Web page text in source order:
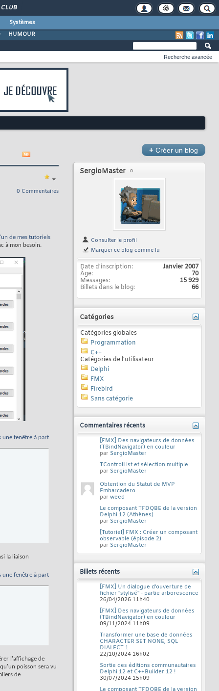
CLUB
Systèmes
HUMOUR
Recherche avancée
0 Commentaires
de mes tutoriels
à mon besoin.
une fenêtre à part
la liaison
une fenêtre à part
l'affichage de
poisson sera vu
de
+ Créer un blog
SergioMaster
Consulter le profil
Marquer ce blog comme lu
Date d'inscription
Janvier 2007
Âge
70
Messages
15 929
Billets dans le blog
66
Catégories
Catégories globales
Programmation
C++
Catégories de l'utilisateur
Delphi
FMX
Firebird
Sans catégorie
Commentaires récents
[FMX] Des navigateurs de données
(TBindNavigator) en couleur
par SergioMaster
TControlList et sélection multiple
par SergioMaster
Obtention du Statut de MVP
Embarcadero
par weed
Le composant TFDQBE de la version
Delphi 12 (Athènes)
par SergioMaster
[Tutoriel] FMX : Créer un composant
observable (épisode 2)
par SergioMaster
Billets récents
[FMX] Un dialogue d'ouverture de
fichier "stylisé" - partie arborescence
26/04/2026 11h40
[FMX] Des navigateurs de données
(TBindNavigator) en couleur
09/11/2024 11h09
Transformer une base de données
CHARACTER SET NONE, SQL
DIALECT 1
22/10/2024 16h02
Sortie des éditions communautaires
Delphi 12 et C++Builder 12 !
30/07/2024 15h09
Le composant TFDQBE de la version